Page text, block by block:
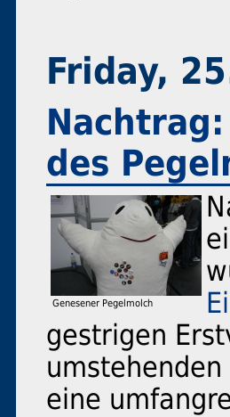
Friday,
des
Genesener Pegelmolch
gestrigen
eine